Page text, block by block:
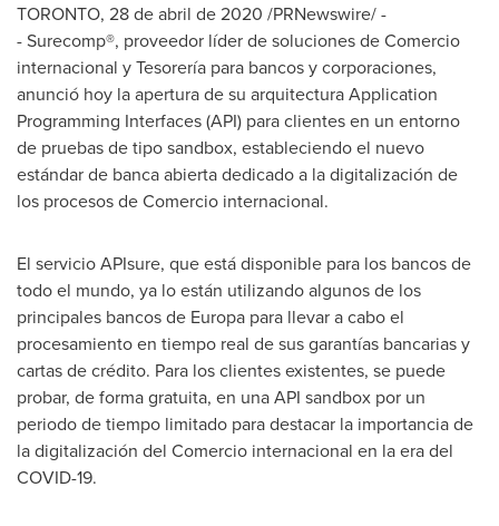
TORONTO, 28 de abril de 2020 /PRNewswire/ -
- Surecomp®, proveedor líder de soluciones de Comercio
internacional y Tesorería para bancos y corporaciones,
anunció hoy la apertura de su arquitectura Application
Programming Interfaces (API) para clientes en un entorno
de pruebas de tipo sandbox, estableciendo el nuevo
estándar de banca abierta dedicado a la digitalización de
los procesos de Comercio internacional.
El servicio APIsure, que está disponible para los bancos de
todo el mundo, ya lo están utilizando algunos de los
principales bancos de Europa para llevar a cabo el
procesamiento en tiempo real de sus garantías bancarias y
cartas de crédito. Para los clientes existentes, se puede
probar, de forma gratuita, en una API sandbox por un
periodo de tiempo limitado para destacar la importancia de
la digitalización del Comercio internacional en la era del
COVID-19.